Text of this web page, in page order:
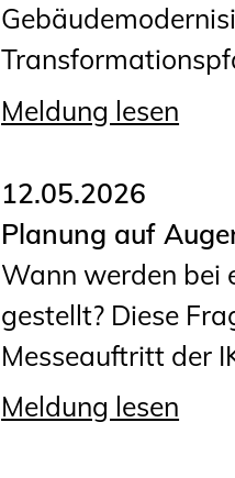
Meldung lesen
12.05.2026
Planung auf
Wann werden bei
gestellt? Diese
Messeauftritt der
Meldung lesen